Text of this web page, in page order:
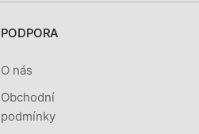
PODPORA
O nás
Obchodní
podmínky